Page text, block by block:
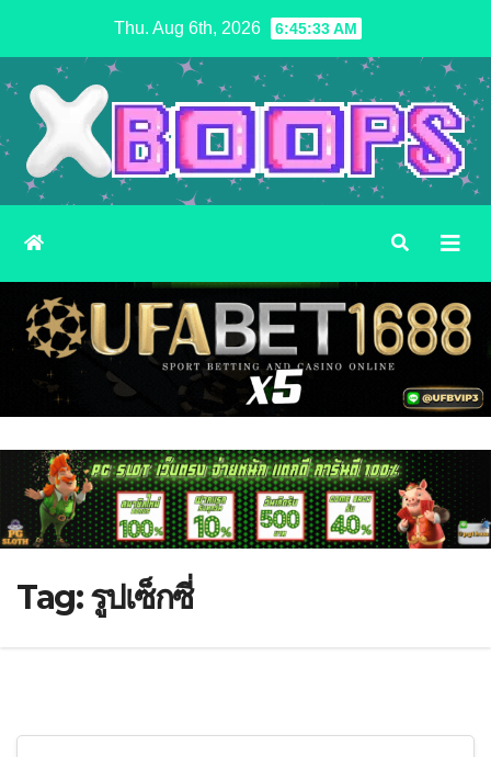
content
Thu. Aug 6th, 2026 6:45:34 AM
Tag:รูปเซ็กซี่